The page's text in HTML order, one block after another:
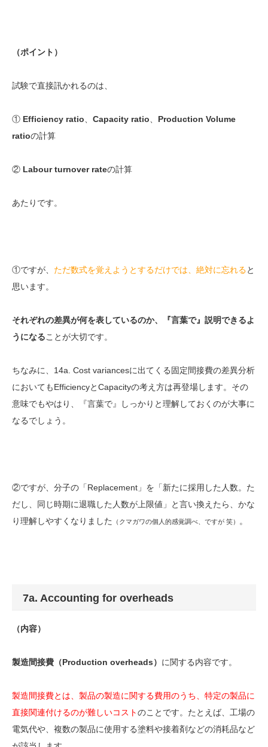
（ポイント）
試験で直接訊かれるのは、
① Efficiency ratio Capacity ratio
Production Volume
ratioの計算
② Labour turnover rateの計算
あたりです。
①ですが、 ただ数式を覚えようとするだけでは、絶対に忘れると
思います。
それぞれの差異が何を表しているのか、『言葉で』説明できるよ
うになることが大切です。
ちなみに、14a. Cost variancesに出てくる固定間接費の差異分析
においてもEfficiencyとCapacityの考え方は再登場します。その
意味でもやはり、『言葉で』しっかりと理解しておくのが大事に
なるでしょう。
②ですが、分子の「Replacement」を「新たに採用した人数。た
だし、同じ時期に退職した人数が上限値」と言い換えたら、かな
り理解しやすくなりました
（クマガワの個人的感覚調べ、ですが 笑） 。
7a. Accounting for overheads
（内容）
製造間接費（Production overheads） に関する内容です。
製造間接費とは、製品の製造に関する費用のうち、特定の製品に
直接関連付けるのが難しいコストのことです。たとえば、工場の
電気代や、複数の製品に使用する塗料や接着剤などの消耗品など